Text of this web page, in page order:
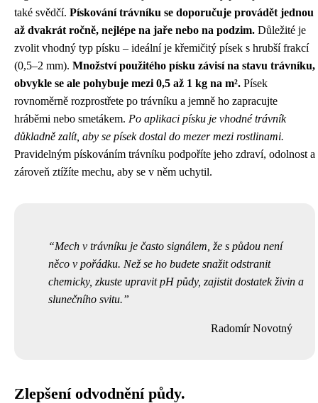
také svědčí. Pískování trávníku se doporučuje provádět jednou
až dvakrát ročně, nejlépe na jaře nebo na podzim. Důležité je
zvolit vhodný typ písku – ideální je křemičitý písek s hrubší frakcí
(0,5–2 mm). Množství použitého písku závisí na stavu trávníku,
obvykle se ale pohybuje mezi 0,5 až 1 kg na m². Písek
rovnoměrně rozprostřete po trávníku a jemně ho zapracujte
hráběmi nebo smetákem. Po aplikaci písku je vhodné trávník
důkladně zalít, aby se písek dostal do mezer mezi rostlinami.
Pravidelným pískováním trávníku podpoříte jeho zdraví, odolnost a
zároveň ztížíte mechu, aby se v něm uchytil.
Mech v trávníku je často signálem, že s půdou není
něco v pořádku. Než se ho budete snažit odstranit
chemicky, zkuste upravit pH půdy, zajistit dostatek živin a
slunečního svitu.
Radomír Novotný
Zlepšení odvodnění půdy.